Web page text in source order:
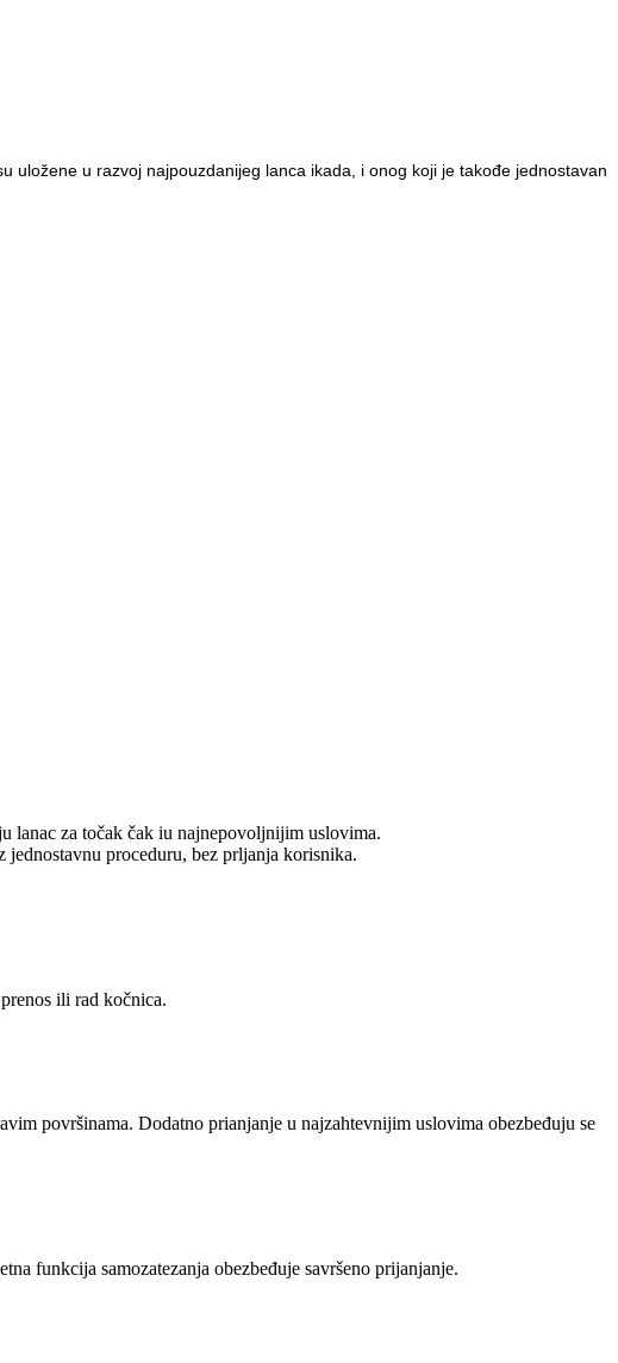
uložene u razvoj najpouzdanijeg lanca ikada, i onog koji je takođe jednostavan
lanac za točak čak iu najnepovoljnijim uslovima.
jednostavnu proceduru, bez prljanja korisnika.
ili rad kočnica.
površinama. Dodatno prianjanje u najzahtevnijim uslovima obezbeđuju se
funkcija samozatezanja obezbeđuje savršeno prijanjanje.